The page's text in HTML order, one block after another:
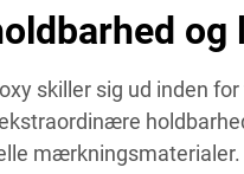
og
skiller sig ud inden
mærkningsmaterialer.